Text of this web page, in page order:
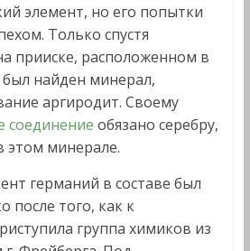
элемент, но его попытки
Только спустя
прииске, расположенном в
найден минерал,
аргиродит. Своему
соединение обязано серебру,
этом минерале.
германий в составе был
после того, как к
группа химиков из